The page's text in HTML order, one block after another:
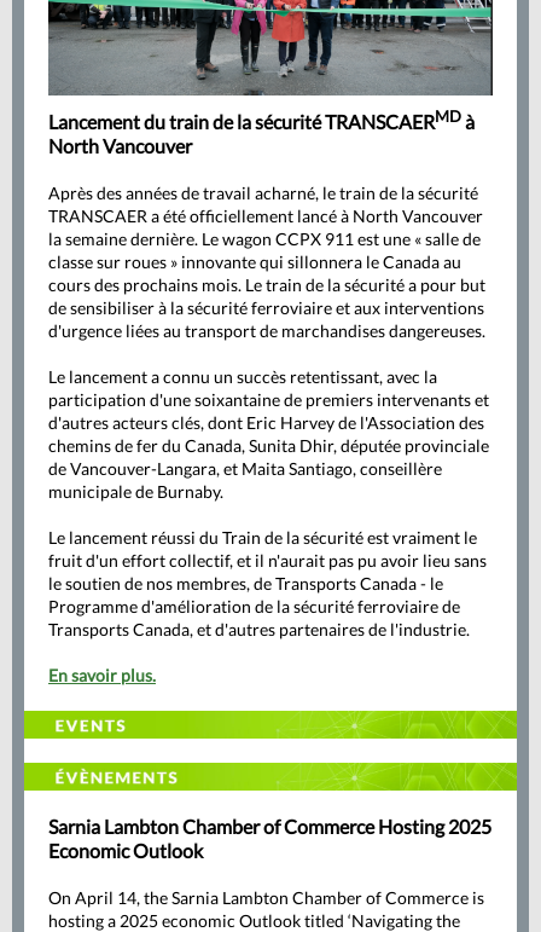
Lancement du train de la sécurité TRANSCAERMDà
North Vancouver
Après des années de travail acharné, le train de la sécurité
TRANSCAER a été officiellement lancé à North Vancouver
la semaine dernière. Le wagon CCPX 911 est une « salle de
classe sur roues » innovante qui sillonnera le Canada au
cours des prochains mois. Le train de la sécurité a pour but
de sensibiliser à la sécurité ferroviaire et aux interventions
d'urgence liées au transport de marchandises dangereuses.
Le lancement a connu un succès retentissant, avec la
participation d'une soixantaine de premiers intervenants et
d'autres acteurs clés, dont Eric Harvey de l'Association des
chemins de fer du Canada, Sunita Dhir, députée provinciale
de Vancouver-Langara, et Maita Santiago, conseillère
municipale de Burnaby.
Le lancement réussi du Train de la sécurité est vraiment le
fruit d'un effort collectif, et il n'aurait pas pu avoir lieu sans
le soutien de nos membres, de Transports Canada - le
Programme d'amélioration de la sécurité ferroviaire de
Transports Canada, et d'autres partenaires de l'industrie.
En savoir plus.
Sarnia Lambton Chamber of Commerce Hosting 2025
Economic Outlook
On April 14, the Sarnia Lambton Chamber of Commerce is
hosting a 2025 economic Outlook titled ‘Navigating the